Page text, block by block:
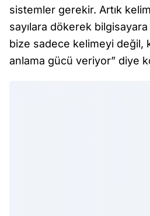
sistemler gerekir. Artık
sayılara dökerek
bize sadece kelimeyi değil,
anlama gücü veriyor” diye